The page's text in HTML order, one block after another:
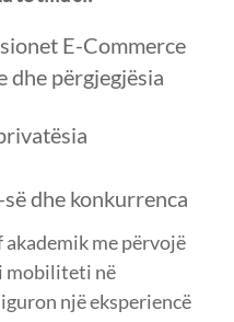
E-Commerce
dhe përgjegjësia
dhe konkurrenca
me përvojë
mobiliteti në
një eksperiencë